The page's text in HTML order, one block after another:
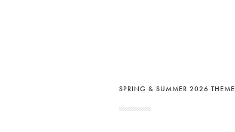
SPRING & SUMMER 2026 THEME